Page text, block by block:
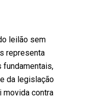
leilão sem
representa
fundamentais,
da legislação
movida contra